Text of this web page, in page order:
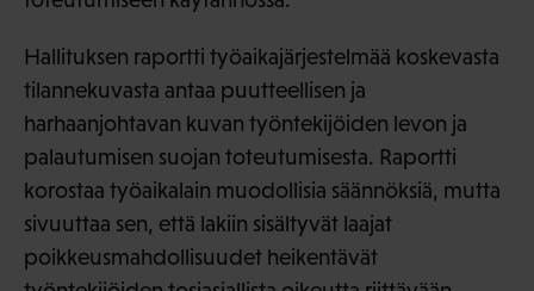
Hallituksen raportti työaikajärjestelmää koskevasta
tilannekuvasta antaa puutteellisen ja
harhaanjohtavan kuvan työntekijöiden levon ja
palautumisen suojan toteutumisesta. Raportti
korostaa työaikalain muodollisia säännöksiä, mutta
sivuuttaa sen, että lakiin sisältyvät laajat
poikkeusmahdollisuudet heikentävät